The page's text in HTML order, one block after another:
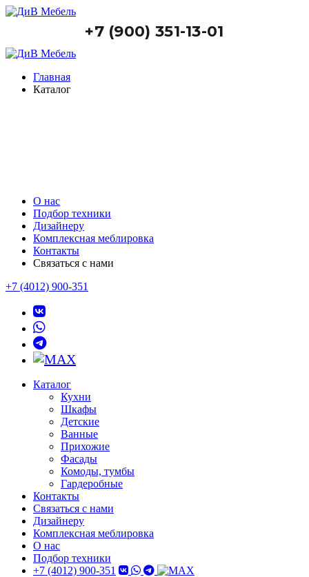
+7 (900) 351-13-01
Главная
Каталог
О нас
Подбор техники
Дизайнеру
Комплексная меблировка
Контакты
Связаться с нами
+7 (4012) 900-351
Каталог
Кухни
Шкафы
Детские
Ванные
Прихожие
Фасады
Комоды, тумбы
Гардеробные
Контакты
Связаться с нами
Дизайнеру
Комплексная меблировка
О нас
Подбор техники
+7 (4012) 900-351